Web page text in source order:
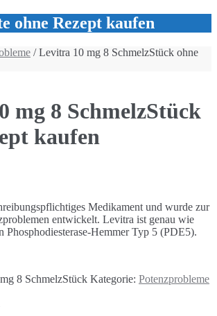
ohne Rezept kaufen
/ Levitra 10 mg 8 SchmelzStück ohne
mg 8 SchmelzStück
kaufen
Medikament und wurde zur
entwickelt. Levitra ist genau wie
Phosphodiesterase-Hemmer Typ 5 (PDE5).
8 SchmelzStück Kategorie: Potenzprobleme